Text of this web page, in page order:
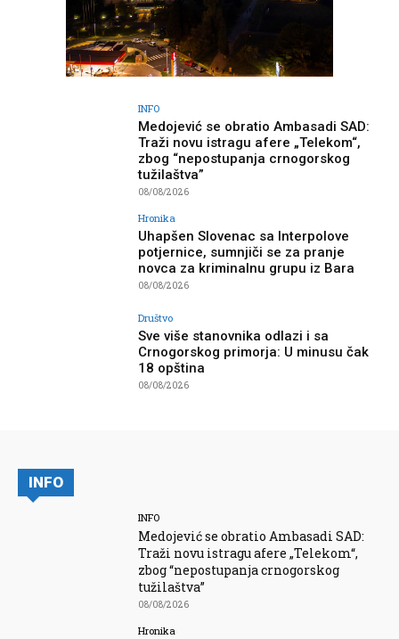
INFO
Medojević se obratio Ambasadi SAD:
Traži novu istragu afere „Telekom“,
zbog “nepostupanja crnogorskog
tužilaštva”
08/08/2026
Hronika
Uhapšen Slovenac sa Interpolove
potjernice, sumnjiči se za pranje
novca za kriminalnu grupu iz Bara
08/08/2026
Društvo
Sve više stanovnika odlazi i sa
Crnogorskog primorja: U minusu čak
18 opština
08/08/2026
INFO
INFO
Medojević se obratio Ambasadi SAD:
Traži novu istragu afere „Telekom“,
zbog “nepostupanja crnogorskog
tužilaštva”
08/08/2026
Hronika